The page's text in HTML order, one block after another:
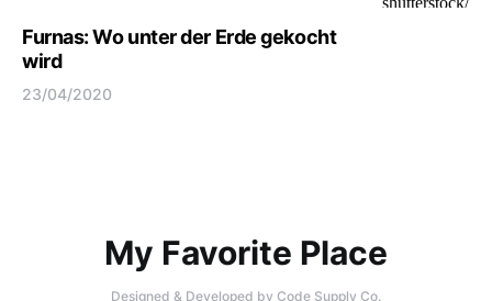
Furnas: Wo unter der Erde gekocht
wird
23/04/2020
My Favorite Place
Designed & Developed by Code Supply Co.